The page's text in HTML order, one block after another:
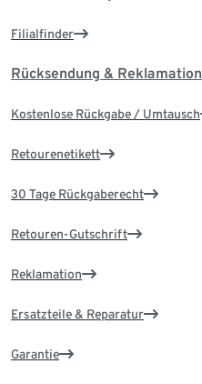
Filialfinder
Rücksendung & Reklamation
Kostenlose Rückgabe / Umtausch
Retourenetikett
30 Tage Rückgaberecht
Retouren-Gutschrift
Reklamation
Ersatzteile & Reparatur
Garantie